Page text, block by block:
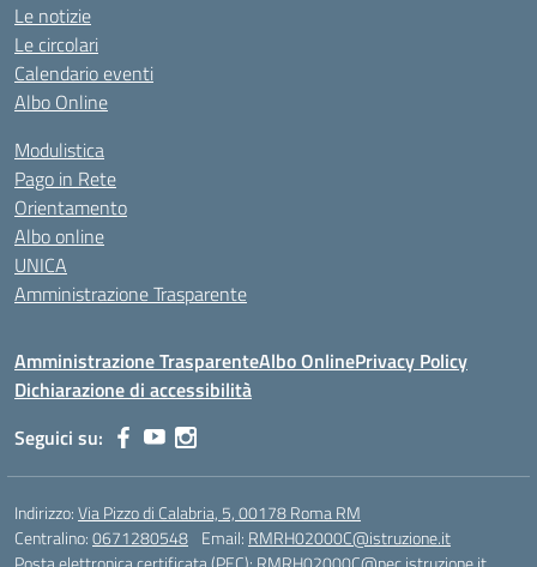
Le notizie
Le circolari
Calendario eventi
Albo Online
Modulistica
Pago in Rete
Orientamento
Albo online
UNICA
Amministrazione Trasparente
Amministrazione TrasparenteAlbo OnlinePrivacy Policy
Dichiarazione di accessibilità
Seguici su:
Indirizzo:Via Pizzo di Calabria, 5, 00178 Roma RM
Centralino:0671280548 Email: RMRH02000C@istruzione.it